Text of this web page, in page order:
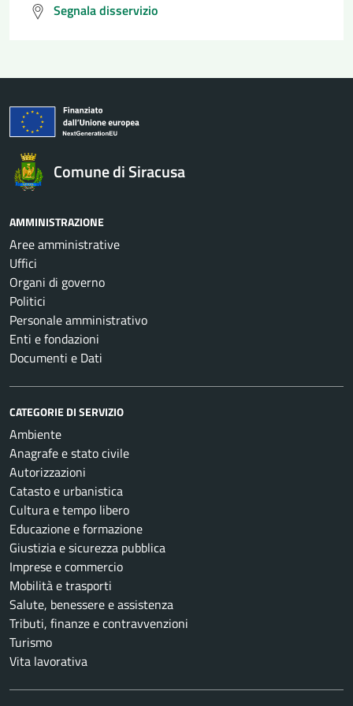
Segnala disservizio
Comune di Siracusa
AMMINISTRAZIONE
Aree amministrative
Uffici
Organi di governo
Politici
Personale amministrativo
Enti e fondazioni
Documenti e Dati
CATEGORIE DI SERVIZIO
Ambiente
Anagrafe e stato civile
Autorizzazioni
Catasto e urbanistica
Cultura e tempo libero
Educazione e formazione
Giustizia e sicurezza pubblica
Imprese e commercio
Mobilità e trasporti
Salute, benessere e assistenza
Tributi, finanze e contravvenzioni
Turismo
Vita lavorativa